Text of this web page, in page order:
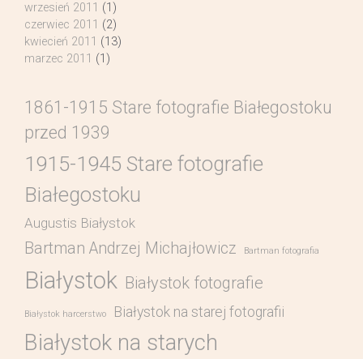
wrzesień 2011 (1)
czerwiec 2011 (2)
kwiecień 2011 (13)
marzec 2011 (1)
1861-1915 Stare fotografie Białegostoku
przed 1939
1915-1945 Stare fotografie
Białegostoku
Augustis Białystok
Bartman Andrzej Michajłowicz Bartman fotografia
Białystok Białystok fotografie
Białystok harcerstwo Białystok na starej fotografii
Białystok na starych